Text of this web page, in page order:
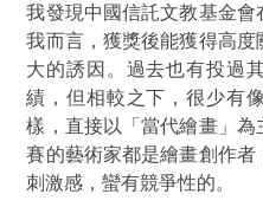
我發現中國信託文教基金
我而言，獲獎後能獲得高
大的誘因。過去也有投過
績，但相較之下，很少有像
樣，直接以「當代繪畫」
賽的藝術家都是繪畫創作
刺激感，蠻有競爭性的。